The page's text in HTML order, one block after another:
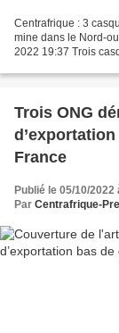
Centrafrique : 3
mine dans le Nord-
2022 19:37 Trois
Trois ONG
France
Publié le 05/10/2022
Par Centrafrique-